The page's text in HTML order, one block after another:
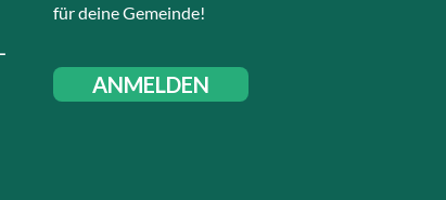
für deine Gemeinde!
ANMELDEN